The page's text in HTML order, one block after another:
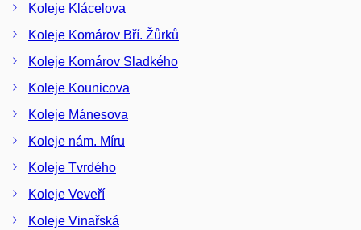
Koleje Klácelova
Koleje Komárov Bří. Žůrků
Koleje Komárov Sladkého
Koleje Kounicova
Koleje Mánesova
Koleje nám. Míru
Koleje Tvrdého
Koleje Veveří
Koleje Vinařská